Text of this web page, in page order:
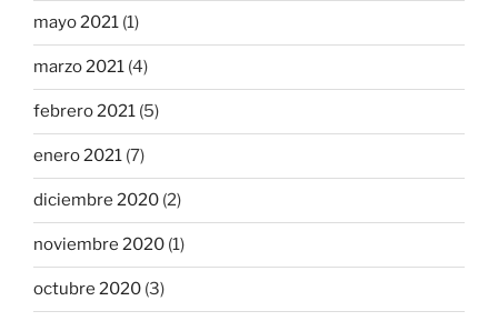
mayo 2021 (1)
marzo 2021 (4)
febrero 2021 (5)
enero 2021 (7)
diciembre 2020 (2)
noviembre 2020 (1)
octubre 2020 (3)